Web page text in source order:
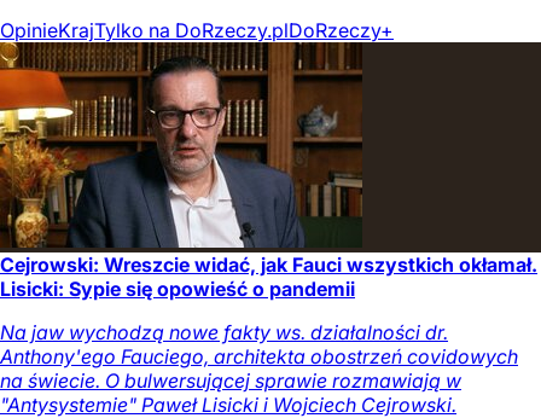
OpinieKrajTylko na DoRzeczy.plDoRzeczy+
Cejrowski: Wreszcie widać, jak Fauci wszystkich okłamał.
Lisicki: Sypie się opowieść o pandemii
Na jaw wychodzą nowe fakty ws. działalności dr.
Anthony'ego Fauciego, architekta obostrzeń covidowych
na świecie. O bulwersującej sprawie rozmawiają w
"Antysystemie" Paweł Lisicki i Wojciech Cejrowski.